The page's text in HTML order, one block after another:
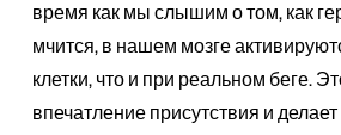
время как мы слышим о том, как
мчится, в нашем мозге
клетки, что и при реальном беге.
впечатление присутствия и